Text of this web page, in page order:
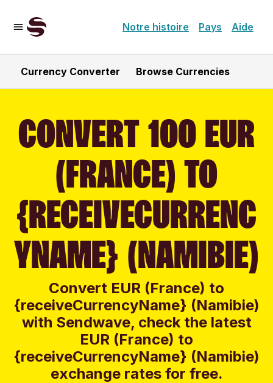
Notre histoire Pays Aide
Currency Converter Browse Currencies
CONVERT 100 EUR
(FRANCE) TO
{RECEIVECURRENC
YNAME} (NAMIBIE)
Convert EUR (France) to
{receiveCurrencyName} (Namibie)
with Sendwave, check the latest
EUR (France) to
{receiveCurrencyName} (Namibie)
exchange rates for free.